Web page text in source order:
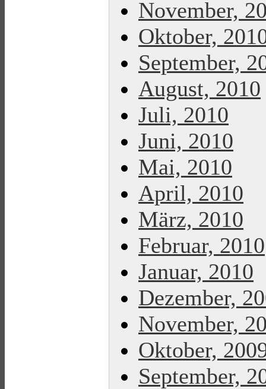
November,
Oktober,
September,
August, 2010
Juli, 2010
Juni, 2010
Mai, 2010
April, 2010
März, 2010
Februar, 2010
Januar, 2010
Dezember,
November,
Oktober,
September,